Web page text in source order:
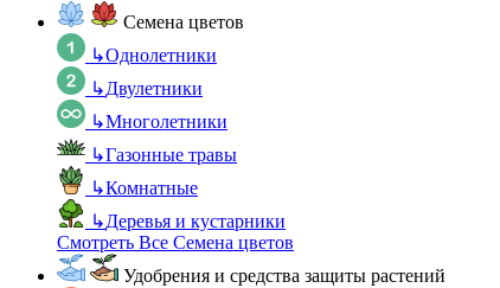
Семена цветов
↳Однолетники
↳Двулетники
↳Многолетники
↳Газонные травы
↳Комнатные
↳Деревья и кустарники
Смотреть Все Семена цветов
Удобрения и средства защиты растений